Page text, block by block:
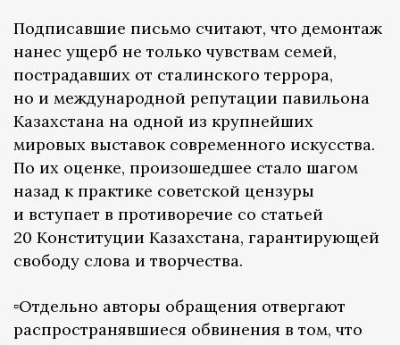
Подписавшие письмо считают, что демонтаж
нанес ущерб не только чувствам семей,
пострадавших от сталинского террора,
но и международной репутации павильона
Казахстана на одной из крупнейших
мировых выставок современного искусства.
По их оценке, произошедшее стало шагом
назад к практике советской цензуры
и вступает в противоречие со статьей
20 Конституции Казахстана, гарантирующей
свободу слова и творчества.
▫️Отдельно авторы обращения отвергают
распространявшиеся обвинения в том, что